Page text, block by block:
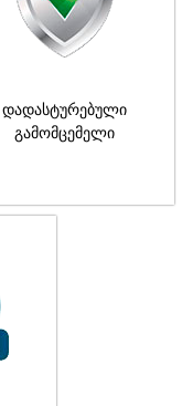
დადასტურებული
გამომცემელი